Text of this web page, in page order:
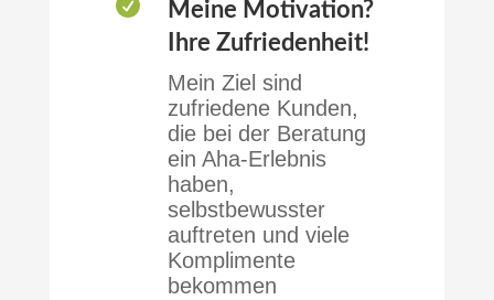

Meine Motivation?
Ihre Zufriedenheit!
Mein Ziel sind
zufriedene Kunden,
die bei der Beratung
ein Aha-Erlebnis
haben,
selbstbewusster
auftreten und viele
Komplimente
bekommen